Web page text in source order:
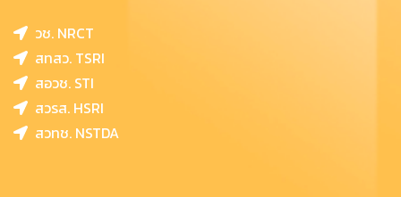
วช. NRCT
สทสว. TSRI
สอวช. STI
สวรส. HSRI
สวทช. NSTDA